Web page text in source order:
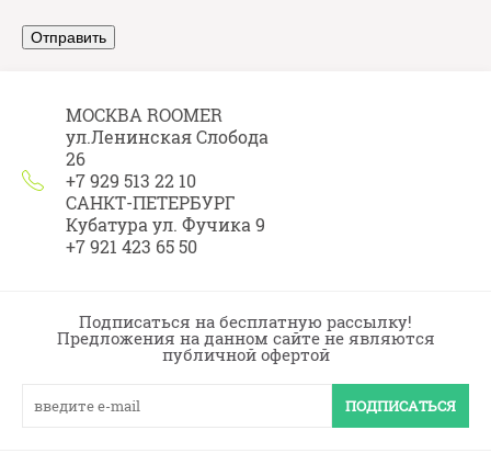
МОСКВА ROOMER
ул.Ленинская Слобода
26
+7 929 513 22 10
САНКТ-ПЕТЕРБУРГ
Кубатура ул. Фучика 9
+7 921 423 65 50
Подписаться на бесплатную рассылку!
Предложения на данном сайте не являются
публичной офертой
ПОДПИСАТЬСЯ